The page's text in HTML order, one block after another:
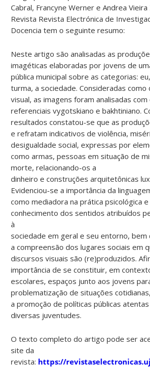
Cabral, Francyne Werner e Andrea Vieira
Revista Revista Electrónica de
Docencia tem o seguinte resumo:
Neste artigo são analisadas as
imagéticas elaboradas por jovens de
pública municipal sobre as categorias:
turma, a sociedade. Consideradas como
visual, as imagens foram analisadas com
referenciais vygotskiano e bakhtiniano.
resultados constatou-se que as
e refratam indicativos de violência,
desigualdade social, expressas por
como armas, pessoas em situação de
morte, relacionando-os a
dinheiro e construções arquitetônicas
Evidenciou-se a importância da
como mediadora na prática psicológica e
conhecimento dos sentidos atribuídos
à
sociedade em geral e seu entorno, bem
a compreensão dos lugares sociais em
discursos visuais são (re)produzidos.
importância de se constituir, em
escolares, espaços junto aos jovens
problematização de situações
a promoção de políticas públicas atentas
diversas juventudes.
O texto completo do artigo pode ser
site da
revista: https://